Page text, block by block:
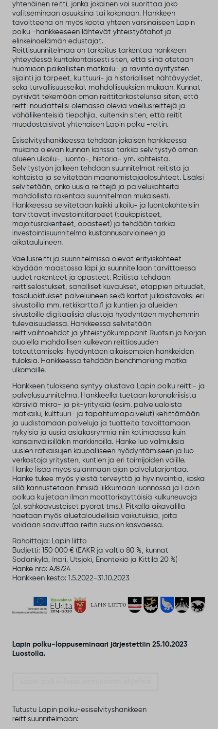
yhtenäinen reitti, jonka jokainen voi suorittaa joko
valitseminaan osuuksina tai kokonaan. Hankkeen
tavoitteena on myös koota yhteen varsinaiseen Lapin
polku -hankkeeseen lähtevät yhteistyötahot ja
elinkeinoelämän edustajat.
Reittisuunnitelmaa on tarkoitus tarkentaa hankkeen
yhteydessä kuntakohtaisesti siten, että siinä otetaan
huomioon paikallisten matkailu- ja ravintolayritysten
sijainti ja tarpeet, kulttuuri- ja historialliset nähtävyydet,
sekä turvallisuusseikat mahdollisuuksien mukaan. Kunnat
pyrkivät tekemään oman reittitarkastelunsa siten, että
reitti noudattelisi olemassa olevia vaellusreittejä ja
vähäliikenteisiä tiepohjia, kuitenkin siten, että reitit
muodostaisivat yhtenäisen Lapin polku -reitin.
Esiselvityshankkeessa tehdään jokaisen hankkeessa
mukana olevan kunnan kanssa tarkka selvitystyö oman
alueen ulkoilu-, luonto-, historia- ym. kohteista.
Selvitystyön jälkeen tehdään suunnitelmat reitistä ja
kohteista ja selvitetään maanomistajaolosuhteet. Lisäksi
selvitetään, onko uusia reittejä ja palvelukohteita
mahdollista rakentaa suunnitelman mukaisesti.
Hankkeessa selvitetään kaikki ulkoilu- ja luontokohteisiin
tarvittavat investointitarpeet (taukopisteet,
majoitusrakenteet, opasteet) ja tehdään tarkka
investointisuunnitelma kustannusarvioineen ja
aikatauluineen.
Vaellusreitti ja suunnitelmissa olevat erityiskohteet
käydään maastossa läpi ja suunnitellaan tarvittaessa
uudet rakenteet ja opasteet. Reitistä tehdään
reittiselostukset, sanalliset kuvaukset, etappien pituudet,
tasoluokitukset palveluineen sekä kartat julkaistavaksi eri
sivustoilla mm. retkikartta.fi ja kuntien ja alueiden
sivustoille digitaalisia alustoja hyödyntäen myöhemmin
tulevaisuudessa. Hankkeessa selvitetään
reittivaihtoehdot ja yhteistyökumppanit Ruotsin ja Norjan
puolella mahdollisen kulkevan reittiosuuden
toteuttamiseksi hyödyntäen aikaisempien hankkeiden
tuloksia. Hankkeessa tehdään benchmarking matka
ulkomaille.
Hankkeen tuloksena syntyy alustava Lapin polku reitti- ja
palvelusuunnitelma. Hankkeella tuetaan koronakriisistä
kärsiviä mikro- ja pk-yrityksiä (esim. palvelualoista
matkailu, kulttuuri- ja tapahtumapalvelut) kehittämään
ja uudistamaan palveluja ja tuotteita tavoittamaan
nykyisiä ja uusia asiakasryhmiä niin kotimaassa kuin
kansainvälisilläkin markkinoilla. Hanke luo valmiuksia
uusien ratkaisujen kaupalliseen hyödyntämiseen ja luo
verkostoja yritysten, kuntien ja eri toimijoiden välille.
Hanke lisää myös sulanmaan ajan palvelutarjontaa.
Hanke tukee myös yleistä terveyttä ja hyvinvointia, koska
sillä kannustetaan ihmisiä liikkumaan luonnossa ja Lapin
polkua kuljetaan ilman moottorikäyttöisiä kulkuneuvoja
(pl. sähköavusteiset pyörät tms.). Pitkällä aikavälillä
haetaan myös aluetaloudellisia vaikutuksia, joita
voidaan saavuttaa reitin suosion kasvaessa.
Rahoittaja: Lapin liitto
Budjetti: 150 000 € (EAKR ja valtio 80 %, kunnat
Sodankylä, Inari, Utsjoki, Enontekiö ja Kittilä 20 %)
Hanke nro: A78724
Hankkeen kesto: 1.5.2022-31.10.2023
Lapin polku-loppuseminaari järjestettiin 25.10.2023
Luostolla.
Tutustu Lapin polku-esiselvityshankkeen
reittisuunnitelmaan: